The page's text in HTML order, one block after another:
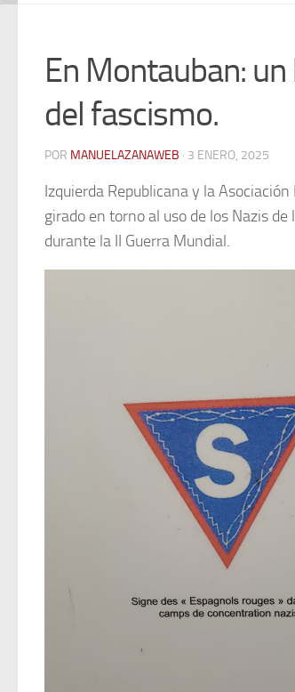
En Montauban:
del fascismo.
POR MANUELAZANAWEB · 3 ENERO, 2025
Izquierda Republicana y la
girado en torno al uso de los Nazis
durante la II Guerra Mundial.